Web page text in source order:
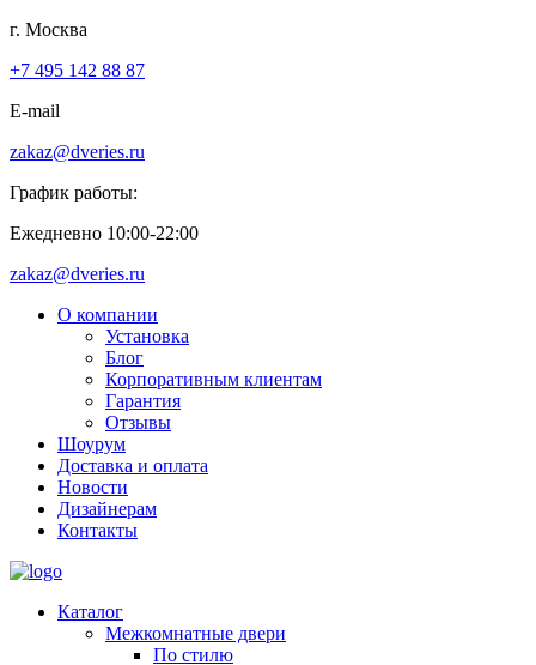
г. Москва
+7 495 142 88 87
E-mail
zakaz@dveries.ru
График работы:
Ежедневно 10:00-22:00
zakaz@dveries.ru
О компании
Установка
Блог
Корпоративным клиентам
Гарантия
Отзывы
Шоурум
Доставка и оплата
Новости
Дизайнерам
Контакты
Каталог
Межкомнатные двери
По стилю